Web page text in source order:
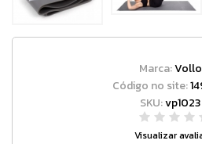
Marca:Vollo
Código no site:
SKU:vp1023
Visualizar